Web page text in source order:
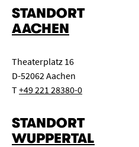
STANDORT
AACHEN
Theaterplatz 16
D-52062 Aachen
T+49 221 28380-0
STANDORT
WUPPERTAL